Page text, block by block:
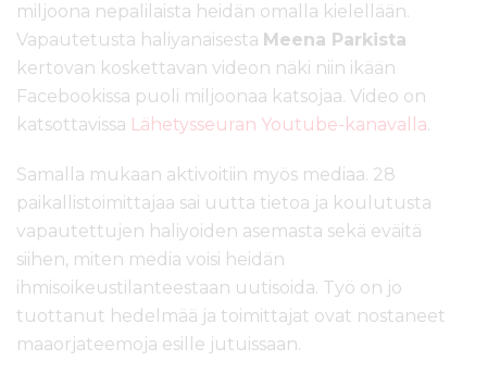
miljoona nepalilaista heidän omalla kielellään.
Vapautetusta haliyanaisesta Meena Parkista
kertovan koskettavan videon näki niin ikään
Facebookissa puoli miljoonaa katsojaa. Video on
katsottavissa Lähetysseuran Youtube-kanavalla.
Samalla mukaan aktivoitiin myös mediaa. 28
paikallistoimittajaa sai uutta tietoa ja koulutusta
vapautettujen haliyoiden asemasta sekä eväitä
siihen, miten media voisi heidän
ihmisoikeustilanteestaan uutisoida. Työ on jo
tuottanut hedelmää ja toimittajat ovat nostaneet
maaorjateemoja esille jutuissaan.